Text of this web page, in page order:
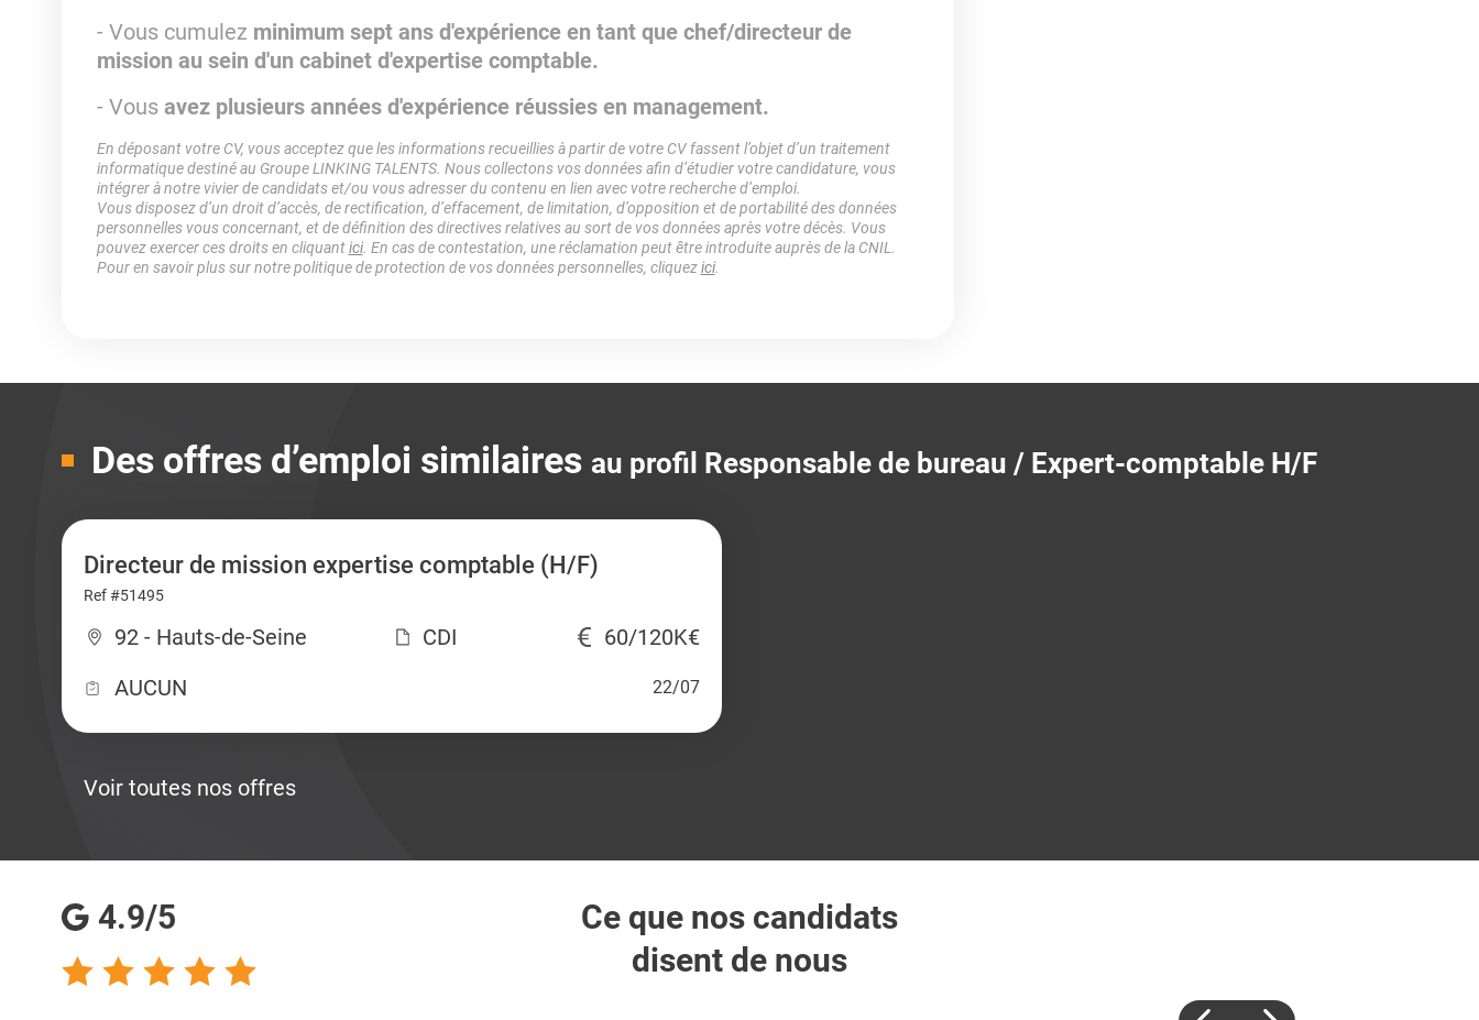
- Vous cumulez minimum sept ans d'expérience en tant que chef/directeur de
mission au sein d'un cabinet d'expertise comptable.
- Vous avez plusieurs années d'expérience réussies en management.
En déposant votre CV, vous acceptez que les informations recueillies à partir de votre CV fassent l’objet d’un traitement
informatique destiné au Groupe LINKING TALENTS. Nous collectons vos données afin d’étudier votre candidature, vous
intégrer à notre vivier de candidats et/ou vous adresser du contenu en lien avec votre recherche d’emploi.
Vous disposez d’un droit d’accès, de rectification, d’effacement, de limitation, d’opposition et de portabilité des données
personnelles vous concernant, et de définition des directives relatives au sort de vos données après votre décès. Vous
pouvez exercer ces droits en cliquantici. En cas de contestation, une réclamation peut être introduite auprès de la CNIL.
Pour en savoir plus sur notre politique de protection de vos données personnelles, cliquezici.
Des offres d’emploi similaires au profil Responsable de bureau / Expert-comptable H/F
Directeur de mission expertise comptable (H/F)
Ref #51495
92 - Hauts-de-Seine CDI
60/120K€
AUCUN
22/07
Voir toutes nos offres
4.9/5
Ce que nos candidats
disent de nous